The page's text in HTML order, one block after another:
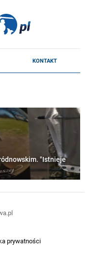
"Istnieje
prywatności